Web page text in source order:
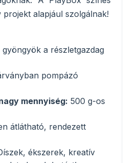
alapjául szolgálnak!
a részletgazdag
pompázó
mennyiség: 500 g-os
átlátható, rendezett
ékszerek, kreatív